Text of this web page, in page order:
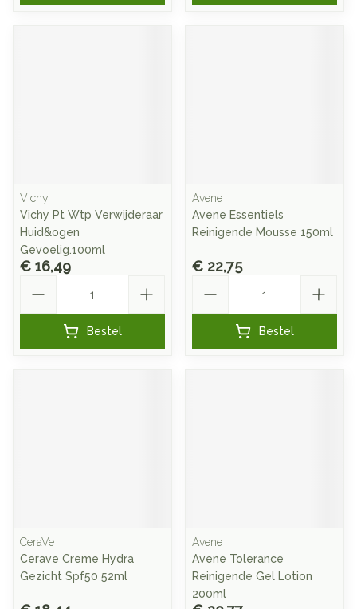
Vichy
Vichy Pt Wtp Verwijderaar
Huid&ogen
Gevoelig.100ml
€ 16,49
Bestel
Avene
Avene Essentiels
Reinigende Mousse 150ml
€ 22,75
Bestel
CeraVe
Cerave Creme Hydra
Gezicht Spf50 52ml
Avene
Avene Tolerance
Reinigende Gel Lotion
200ml